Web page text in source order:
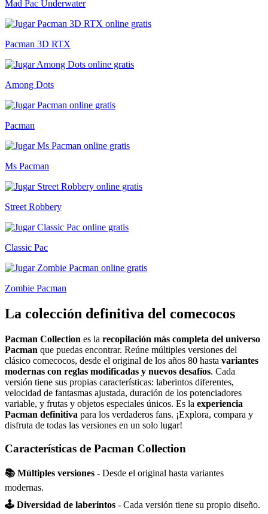
Mad Pac Underwater
Pacman 3D RTX
Among Dots
Pacman
Ms Pacman
Street Robbery
Classic Pac
Zombie Pacman
La colección definitiva del comecocos
Pacman Collection es la recopilación más completa del universo
Pacman que puedas encontrar. Reúne múltiples versiones del
clásico comecocos, desde el original de los años 80 hasta variantes
modernas con reglas modificadas y nuevos desafíos. Cada
versión tiene sus propias características: laberintos diferentes,
velocidad de fantasmas ajustada, duración de los potenciadores
variable, y frutas y objetos especiales únicos. Es la experiencia
Pacman definitiva para los verdaderos fans. ¡Explora, compara y
disfruta de todas las versiones en un solo lugar!
Características de Pacman Collection
📚 Múltiples versiones - Desde el original hasta variantes
modernas.
🕹️ Diversidad de laberintos - Cada versión tiene su propio diseño.